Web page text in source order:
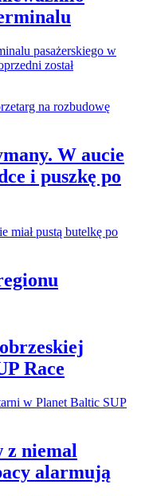
pasażerskiego w
został
W aucie
i puszkę po
Race
niemal
alarmują